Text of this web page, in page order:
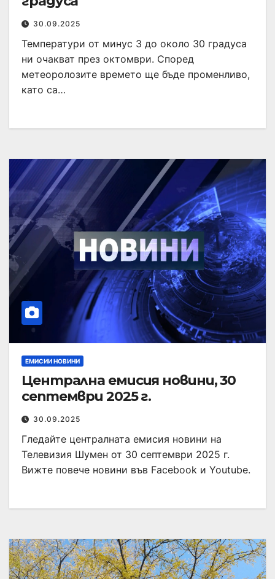
30.09.2025
Температури от минус 3 до около 30 градуса
ни очакват през октомври. Според
метеоролозите времето ще бъде променливо,
като са…
ЕМИСИИ НОВИНИ
Централна емисия новини, 30
септември 2025 г.
30.09.2025
Гледайте централната емисия новини на
Телевизия Шумен от 30 септември 2025 г.
Вижте повече новини във Facebook и Youtube.